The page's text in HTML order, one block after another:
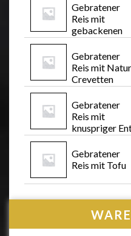
Gebratener
Reis mit
gebackenen
Crevetten (6
Stück)
Gebratener
Reis mit Natur
Crevetten
Gebratener
Reis mit
knuspriger
Gebratener
Reis mit Tofu